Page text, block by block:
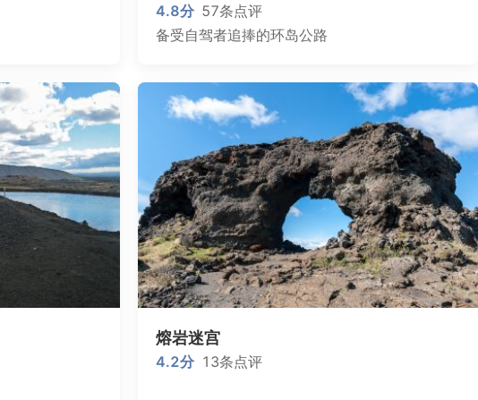
4.8分 57条点评
备受自驾者追捧的环岛公路
熔岩迷宫
4.2分 13条点评